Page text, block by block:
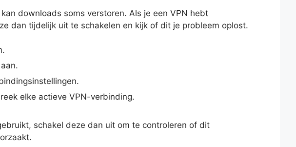
downloads soms verstoren. Als je een VPN hebt
dan tijdelijk uit te schakelen en kijk of dit je probleem oplost.
elke actieve VPN-verbinding.
schakel deze dan uit om te controleren of dit